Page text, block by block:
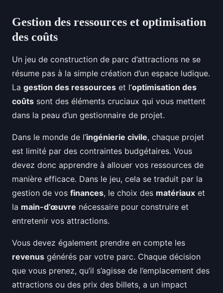
Gestion des ressources et optimisation
des coûts
Un jeu de construction de parc d’attractions ne se
résume pas à la simple création d’un espace ludique.
La gestion des ressources et l’optimisation des
coûts sont des éléments cruciaux qui vous mettent
dans la peau d’un gestionnaire de projet.
Dans le monde de l’ingénierie civile, chaque projet
est limité par des contraintes budgétaires. Vous
devez donc apprendre à allouer vos ressources de
manière efficace. Dans le jeu, cela se traduit par la
gestion de vos finances, le choix des matériaux et
la main-d’œuvre nécessaire pour construire et
entretenir vos attractions.
Vous devez également prendre en compte les
revenus générés par votre parc. Chaque décision
que vous prenez, qu’il s’agisse de l’emplacement des
attractions ou des prix des billets, a un impact